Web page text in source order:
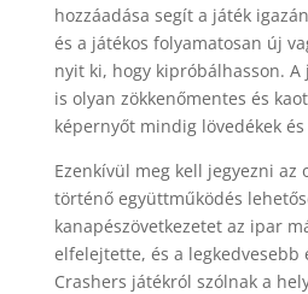
hozzáadása segít a játék
és a játékos folyamatosan új
nyit ki, hogy kipróbálhasson.
is olyan zökkenőmentes és
képernyőt mindig lövedékek
Ezenkívül meg kell jegyezni az
történő együttműködés
kanapészövetkezetet az ipar
elfelejtette, és a legkedvesebb
Crashers játékról szólnak a